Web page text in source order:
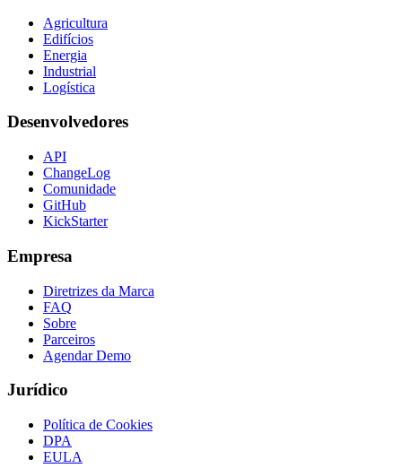
Agricultura
Edifícios
Energia
Industrial
Logística
Desenvolvedores
API
ChangeLog
Comunidade
GitHub
KickStarter
Empresa
Diretrizes da Marca
FAQ
Sobre
Parceiros
Agendar Demo
Jurídico
Política de Cookies
DPA
EULA